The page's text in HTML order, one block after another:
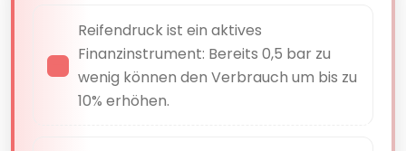
Reifendruck ist ein aktives
Finanzinstrument: Bereits 0,5 bar zu
wenig können den Verbrauch um bis zu
10% erhöhen.